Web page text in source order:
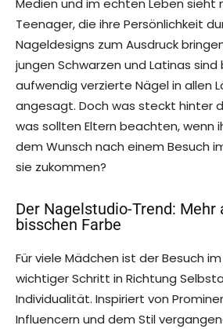
Medien und im echten Leben sieht
Teenager, die ihre Persönlichkeit
Nageldesigns zum Ausdruck
jungen Schwarzen und Latinas
aufwendig verzierte Nägel in allen
angesagt. Doch was steckt hinter
was sollten Eltern beachten, wenn
dem Wunsch nach einem Besuch
sie zukommen?
Der Nagelstudio-Trend: Mehr
bisschen Farbe
Für viele Mädchen ist der Besuch
wichtiger Schritt in Richtung
Individualität. Inspiriert von
Influencern und dem Stil